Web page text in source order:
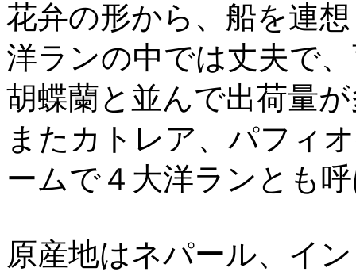
花弁の形から、船を連
洋ランの中では丈夫で
胡蝶蘭と並んで出荷量
またカトレア、パフィ
ームで４大洋ランとも
原産地はネパール、イ